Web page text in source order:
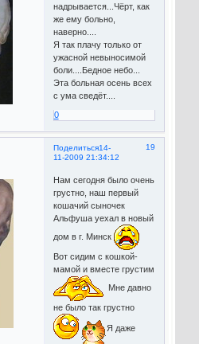
надрывается...Чёрт, как
же ему больно,
наверно....
Я так плачу только от
ужасной невыносимой
боли....Бедное небо...
Эта больная осень всех
с ума сведёт....
0
Поделиться 19
14-
11-2009 21:34:12
Нам сегодня было очень
грустно, наш первый
кошачий сыночек
Альфуша уехал в новый
дом в г. Минск
Вот сидим с кошкой-
мамой и вместе грустим
Мне давно
не было так грустно
Я даже